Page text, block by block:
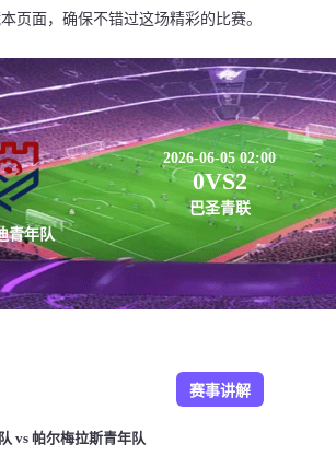
页面，确保不错过这场精彩的比赛。
青年队
2026-06-05 02:00
0VS2
巴圣青联
赛事讲解
vs 帕尔梅拉斯青年队